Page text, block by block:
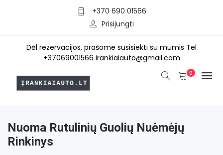
+370 690 01566
Prisijungti
Dėl rezervacijos, prašome susisiekti su mumis Tel
+37069001566 irankiaiauto@gmail.com
0
Nuoma Rutulinių Guolių Nuėmėjų
Rinkinys